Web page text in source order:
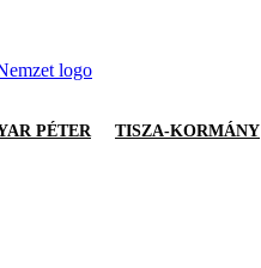
PÉTER TISZA-KORMÁNY